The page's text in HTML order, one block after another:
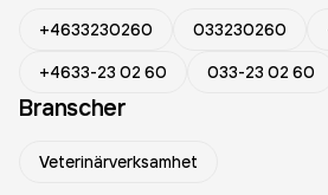
+4633230260 033230260
+4633-23 02 60
033-23 02 60
Branscher
Veterinärverksamhet